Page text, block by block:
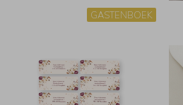
GASTENBOEK